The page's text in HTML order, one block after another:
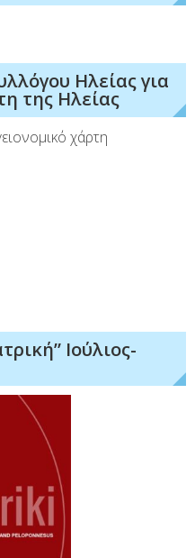
Ηλείας για
της Ηλείας
χάρτη
Ιούλιος-